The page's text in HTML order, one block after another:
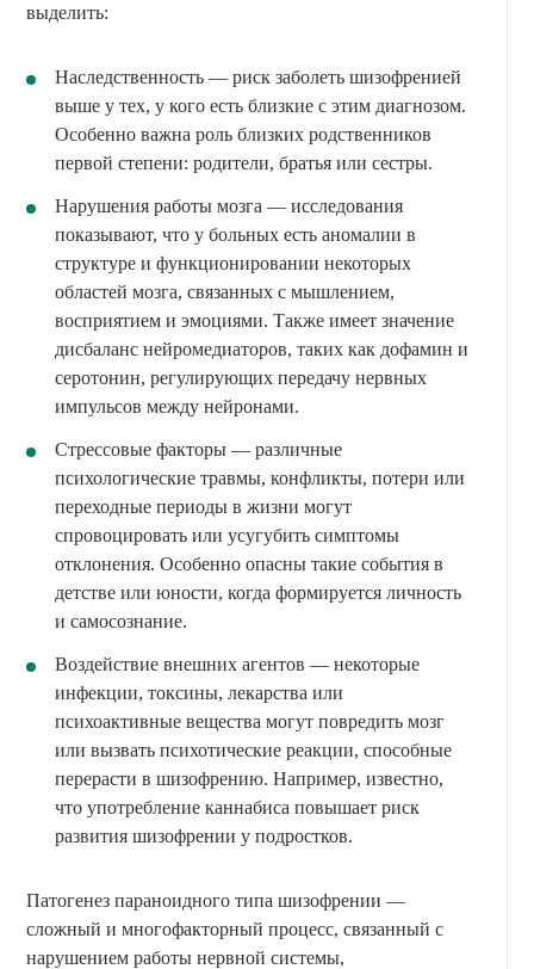
выделить:
Наследственность — риск заболеть шизофренией
выше у тех, у кого есть близкие с этим диагнозом.
Особенно важна роль близких родственников
первой степени: родители, братья или сестры.
Нарушения работы мозга — исследования
показывают, что у больных есть аномалии в
структуре и функционировании некоторых
областей мозга, связанных с мышлением,
восприятием и эмоциями. Также имеет значение
дисбаланс нейромедиаторов, таких как дофамин и
серотонин, регулирующих передачу нервных
импульсов между нейронами.
Стрессовые факторы — различные
психологические травмы, конфликты, потери или
переходные периоды в жизни могут
спровоцировать или усугубить симптомы
отклонения. Особенно опасны такие события в
детстве или юности, когда формируется личность
и самосознание.
Воздействие внешних агентов — некоторые
инфекции, токсины, лекарства или
психоактивные вещества могут повредить мозг
или вызвать психотические реакции, способные
перерасти в шизофрению. Например, известно,
что употребление каннабиса повышает риск
развития шизофрении у подростков.
Патогенез параноидного типа шизофрении —
сложный и многофакторный процесс, связанный с
нарушением работы нервной системы,